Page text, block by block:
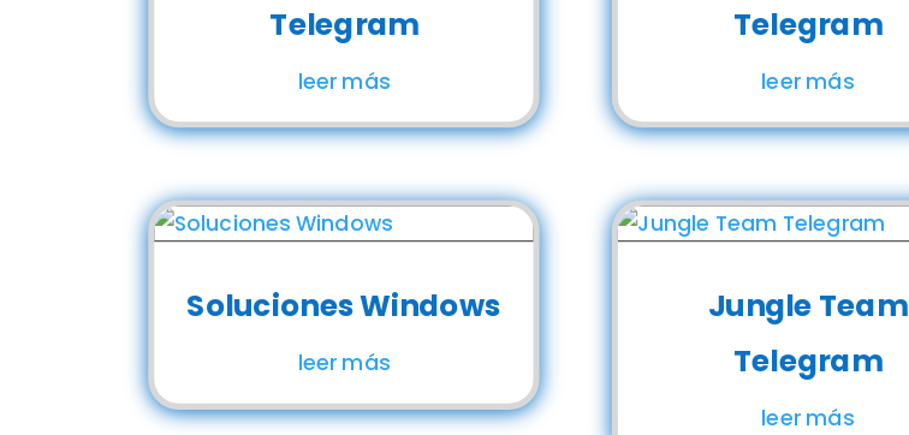
Telegram
leer más
Soluciones Windows
leer más
Telegram
leer más
Jungle Team
Telegram
leer más